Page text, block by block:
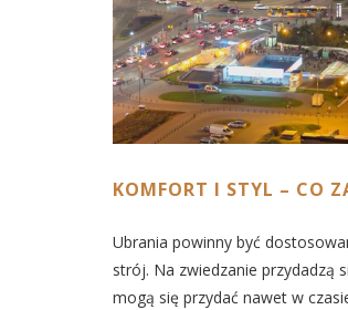
KOMFORT I STYL – CO
Ubrania powinny być
strój. Na zwiedzanie przydadzą
mogą się przydać nawet w